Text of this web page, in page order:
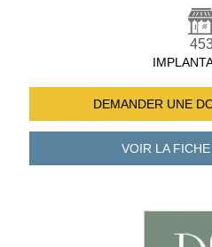
DEMANDER UNE
VOIR LA FICHE